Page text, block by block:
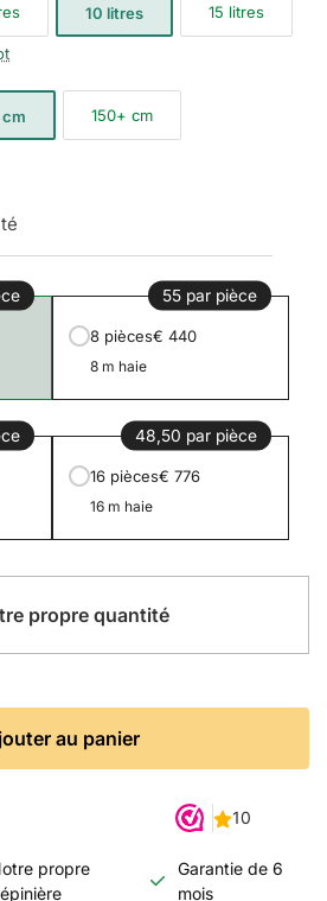
10 litres 15 litres
cm 150+ cm
55 par pièce
8 pièces€ 440
8 m haie
48,50 par pièce
16 pièces€ 776
16 m haie
propre quantité
au panier
propre
Garantie de 6
mois